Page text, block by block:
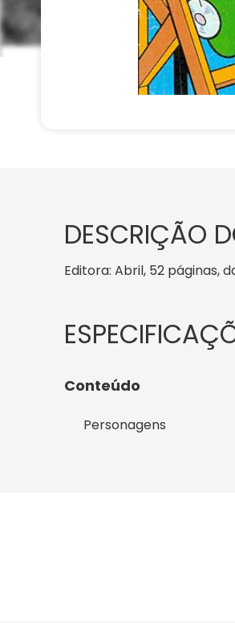
DESCRIÇÃO
Editora: Abril, 52 páginas,
Conteúdo
Personagens